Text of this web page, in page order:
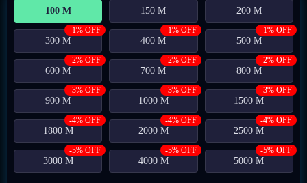
100 M 150 M 200 M
300 M
-1% OFF
400 M
-1% OFF
500 M
-1% OFF
600 M
-2% OFF
700 M
-2% OFF
800 M
-2% OFF
900 M
-3% OFF
1000 M
-3% OFF
1500 M
-3% OFF
1800 M
-4% OFF
2000 M
-4% OFF
2500 M
-4% OFF
3000 M
-5% OFF
4000 M
-5% OFF
5000 M
-5% OFF